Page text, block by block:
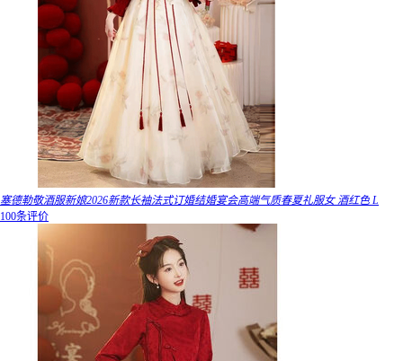
塞德勒敬酒服新娘2026新款长袖法式订婚结婚宴会高端气质春夏礼服女 酒红色 L
100条评价